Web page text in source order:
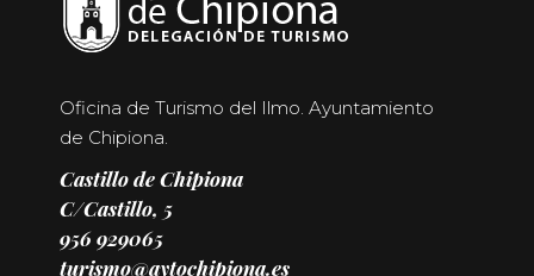
Oficina de Turismo del Ilmo. Ayuntamiento
de Chipiona.
Castillo de Chipiona
C/Castillo, 5
956 929065
turismo@aytochipiona.es